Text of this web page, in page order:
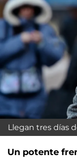
Llegan tres días
Un potente